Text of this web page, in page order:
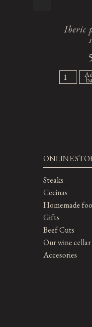
Iberic
ONLINE
Steaks
Cecinas
Homemade
Gifts
Beef Cuts
Our wine cellar
Accesories